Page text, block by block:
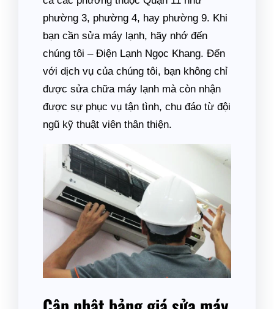
phường 3, phường 4, hay phường 9. Khi
bạn cần sửa máy lạnh, hãy nhớ đến
chúng tôi – Điện Lạnh Ngọc Khang. Đến
với dịch vụ của chúng tôi, bạn không chỉ
được sửa chữa máy lạnh mà còn nhận
được sự phục vụ tận tình, chu đáo từ đội
ngũ kỹ thuật viên thân thiện.